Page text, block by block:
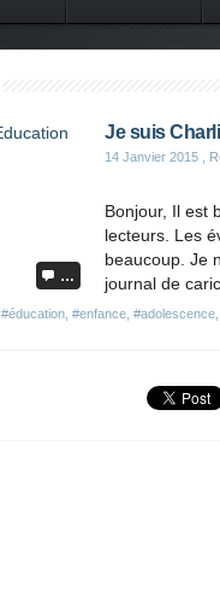
…
Je suis
14 Janvier 2015 ,
#éducation #enfance #adolescence
Bonjour, Il est
lecteurs. Les
beaucoup. Je
journal de